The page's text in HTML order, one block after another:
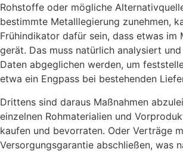
Rohstoffe oder mögliche
bestimmte Metalllegierung zunehmen,
Frühindikator dafür sein, dass etwas im
gerät. Das muss natürlich analysiert
Daten abgeglichen werden, um
etwa ein Engpass bei bestehenden
Drittens sind daraus Maßnahmen
einzelnen Rohmaterialien und
kaufen und bevorraten. Oder Verträge
Versorgungsgarantie abschließen, was